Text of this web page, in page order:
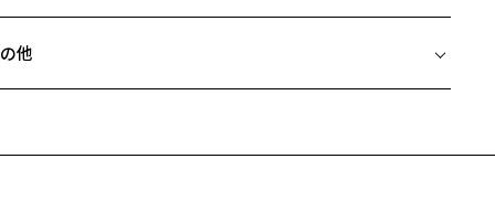
68A1：ニュアンスのあるグリーングラデーション。
タイリングポイント】
イベート、お仕事用として幅広くお使いいただけます。
や色味の出方に個体差があり、画像と異なる場合がございます。
フレームとレンズの合計料金を知りたい方へ
他